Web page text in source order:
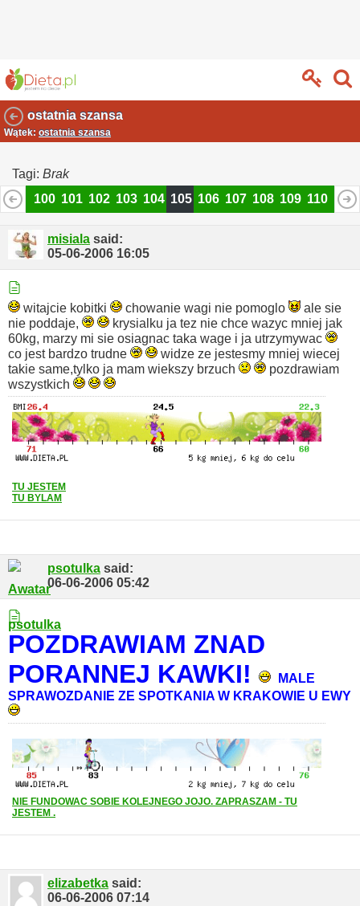
ostatnia szansa
Wątek: ostatnia szansa
Tagi: Brak
99
100 101 102 103 104 105 106 107 108 109 110 111
123 124
misiala said:
05-06-2006 16:05
witajcie kobitki chowanie wagi nie pomoglo
ale sie
nie poddaje,
krysialku ja tez nie chce wazyc mniej jak
60kg, marzy mi sie osiagnac taka wage i ja utrzymywac
co jest bardzo trudne
widze ze jestesmy mniej wiecej
takie same,tylko ja mam wiekszy brzuch
pozdrawiam
wszystkich
TU JESTEM
TU BYLAM
psotulka said:
06-06-2006 05:42
POZDRAWIAM ZNAD
PORANNEJ KAWKI!
MALE
SPRAWOZDANIE ZE SPOTKANIA W KRAKOWIE U EWY
NIE FUNDOWAC SOBIE KOLEJNEGO JOJO. ZAPRASZAM - TU
JESTEM .
elizabetka said:
06-06-2006 07:14